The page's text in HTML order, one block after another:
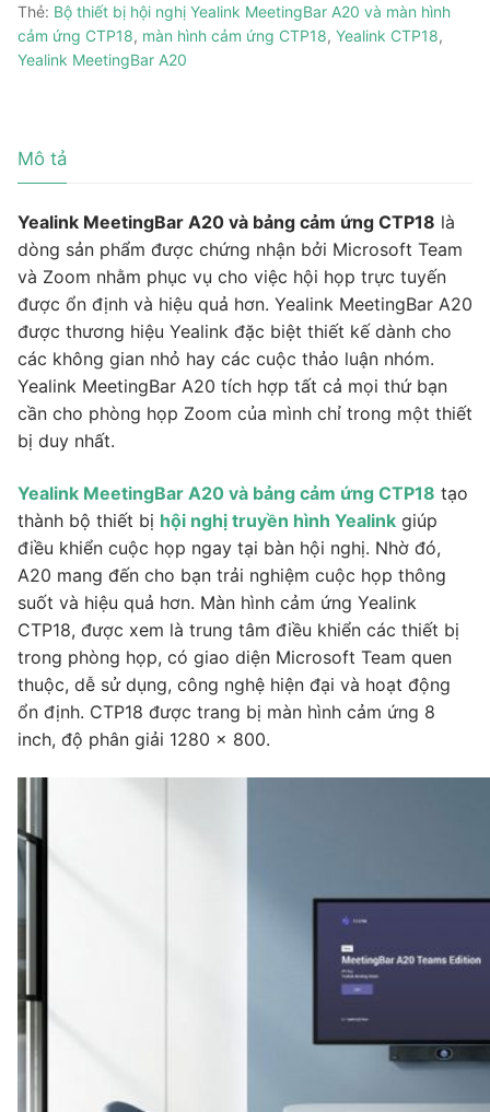
Thẻ: Bộ thiết bị hội nghị Yealink MeetingBar A20 và màn hình
cảm ứng CTP18, màn hình cảm ứng CTP18, Yealink CTP18,
Yealink MeetingBar A20
Mô tả
Yealink MeetingBar A20 và bảng cảm ứng CTP18 là
dòng sản phẩm được chứng nhận bởi Microsoft Team
và Zoom nhằm phục vụ cho việc hội họp trực tuyến
được ổn định và hiệu quả hơn. Yealink MeetingBar A20
được thương hiệu Yealink đặc biệt thiết kế dành cho
các không gian nhỏ hay các cuộc thảo luận nhóm.
Yealink MeetingBar A20 tích hợp tất cả mọi thứ bạn
cần cho phòng họp Zoom của mình chỉ trong một thiết
bị duy nhất.
Yealink MeetingBar A20 và bảng cảm ứng CTP18 tạo
thành bộ thiết bị hội nghị truyền hình Yealink giúp
điều khiển cuộc họp ngay tại bàn hội nghị. Nhờ đó,
A20 mang đến cho bạn trải nghiệm cuộc họp thông
suốt và hiệu quả hơn. Màn hình cảm ứng Yealink
CTP18, được xem là trung tâm điều khiển các thiết bị
trong phòng họp, có giao diện Microsoft Team quen
thuộc, dễ sử dụng, công nghệ hiện đại và hoạt động
ổn định. CTP18 được trang bị màn hình cảm ứng 8
inch, độ phân giải 1280 × 800.